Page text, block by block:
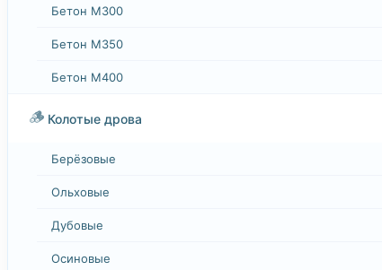
Бетон М300
Бетон М350
Бетон М400
🪵 Колотые дрова
Берёзовые
Ольховые
Дубовые
Осиновые